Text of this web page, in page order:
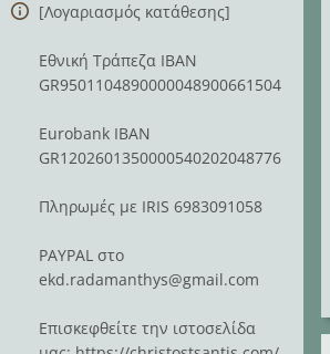
[Λογαριασμός κατάθεσης]
Εθνική Τράπεζα IBAN
GR9501104890000048900661504
Eurobank IBAN
GR1202601350000540202048776
Πληρωμές με IRIS 6983091058
PAYPAL στο
ekd.radamanthys@gmail.com
Επισκεφθείτε την ιστοσελίδα